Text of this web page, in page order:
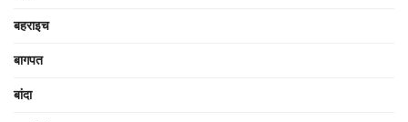
बहराइच
बागपत
बांदा